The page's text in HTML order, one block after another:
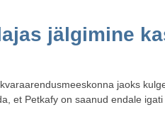
jälgimine
jaoks
et Petkafy on saanud endale